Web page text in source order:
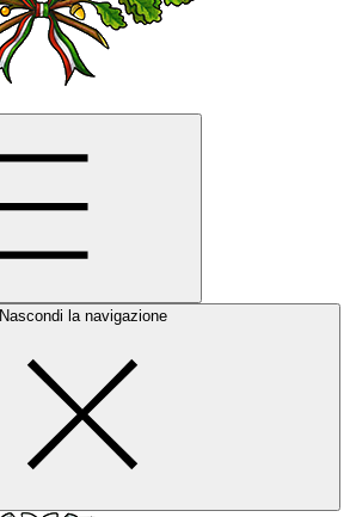
Nascondi la navigazione